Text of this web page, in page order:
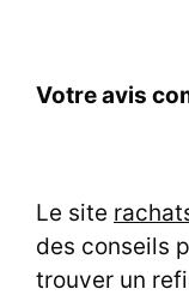
Votre avis
Le site
des conseils
trouver un